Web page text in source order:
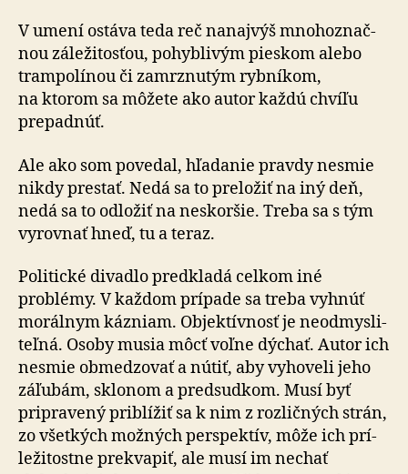
V umení ostáva teda reč nanajvýš mnoho­znač­
nou zá­le­ži­tos­ťou, pohyblivým pieskom alebo
trampolínou či zamrznutým rybníkom,
na ktorom sa môžete ako autor každú chvíľu
prepadnúť.
Ale ako som povedal, hľadanie pravdy nesmie
nikdy prestať. Nedá sa to preložiť na iný deň,
nedá sa to odložiť na neskoršie. Treba sa s tým
vyrovnať hneď, tu a teraz.
Politické divadlo predkladá celkom iné
problémy. V každom prípade sa treba vyhnúť
morálnym kázniam. Objek­tív­nosť je ne­od­mysli­
teľná. Osoby musia môcť voľne dýchať. Autor ich
nesmie obmedzovať a nútiť, aby vyhoveli jeho
záľubám, sklonom a pred­sudkom. Musí byť
pripravený priblížiť sa k nim z roz­lič­ných strán,
zo všetkých možných perspektív, môže ich prí­
le­ži­tos­tne prekvapiť, ale musí im nechať